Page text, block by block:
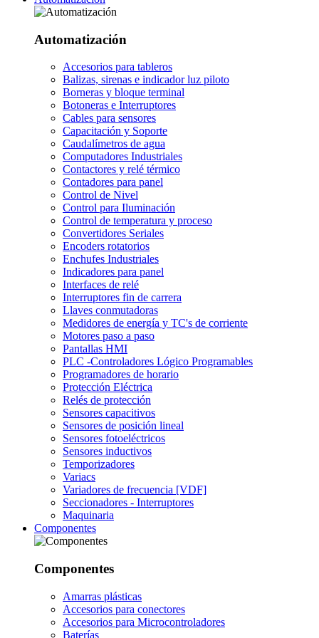
Automatización
Accesorios para tableros
Balizas, sirenas e indicador luz piloto
Borneras y bloque terminal
Botoneras e Interruptores
Cables para sensores
Capacitación y Soporte
Caudalímetros de agua
Computadores Industriales
Contactores y relé térmico
Contadores para panel
Control de Nivel
Control para Iluminación
Control de temperatura y proceso
Convertidores Seriales
Encoders rotatorios
Enchufes Industriales
Indicadores para panel
Interfaces de relé
Interruptores fin de carrera
Llaves conmutadoras
Medidores de energía y TC's de corriente
Motores paso a paso
Pantallas HMI
PLC -Controladores Lógico Programables
Programadores de horario
Protección Eléctrica
Relés de protección
Sensores capacitivos
Sensores de posición lineal
Sensores fotoeléctricos
Sensores inductivos
Temporizadores
Variacs
Variadores de frecuencia [VDF]
Seccionadores - Interruptores
Maquinaria
Componentes
Componentes
Amarras plásticas
Accesorios para conectores
Accesorios para Microcontroladores
Baterías